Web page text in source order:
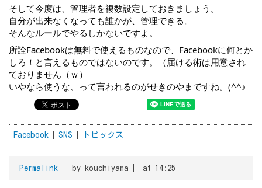
そして今度は、管理者を複数設定しておきましょう。
自分が出来なくなっても誰かが、管理できる。
そんなルールでやるしかないですよ。
所詮Facebookは無料で使えるものなので、Facebookに何とか
しろ！と言えるものではないのです。（届ける術は用意され
ておりません（ｗ）
いやなら使うな、って言われるのがせきのやまですね。(^^♪
Facebook SNS トピックス
Permalink by kouchiyama at 14:25